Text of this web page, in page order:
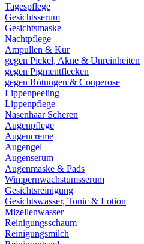
Tagespflege
Gesichtsserum
Gesichtsmaske
Nachtpflege
Ampullen & Kur
gegen Pickel, Akne & Unreinheiten
gegen Pigmentflecken
gegen Rötungen & Couperose
Lippenpeeling
Lippenpflege
Nasenhaar Scheren
Augenpflege
Augencreme
Augengel
Augenserum
Augenmaske & Pads
Wimpernwachstumsserum
Gesichtsreinigung
Gesichtswasser, Tonic & Lotion
Mizellenwasser
Reinigungsschaum
Reinigungsmilch